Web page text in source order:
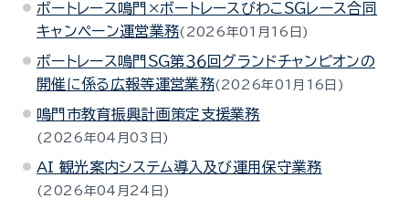
ボートレース鳴門×ボートレースびわこＳＧレース合同
キャンペーン運営業務
2026年01月16日
ボートレース鳴門ＳＧ第３６回グランドチャンピオンの
開催に係る広報等運営業務 2026年01月16日
鳴門市教育振興計画策定支援業務
2026年04月03日
AI 観光案内システム導入及び運用保守業務
2026年04月24日